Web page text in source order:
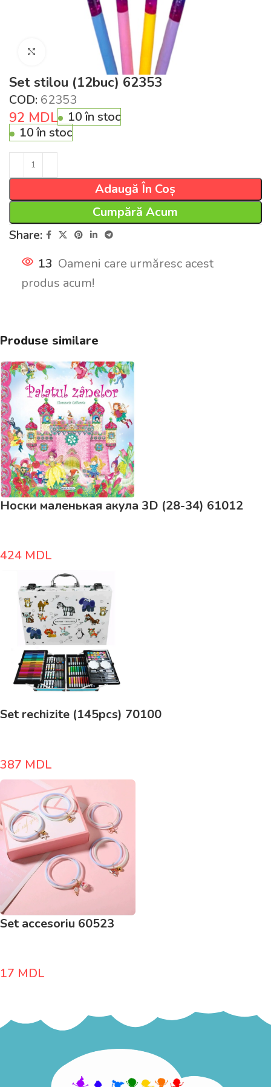
Click pentru a mări
Set stilou (12buc) 62353
COD: 62353
92 MDL
10 în stoc
10 în stoc
Adaugă În Coș
Cumpără Acum
Share:
13 Oameni care urmăresc acest
produs acum!
Produse similare
Носки маленькая акула 3D (28-34) 61012
424 MDL
Set rechizite (145pcs) 70100
387 MDL
Set accesoriu 60523
17 MDL